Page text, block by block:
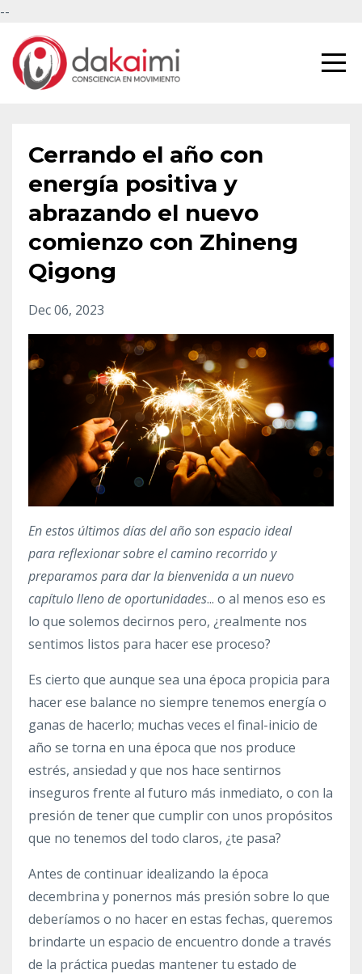
--
Cerrando el año con
energía positiva y
abrazando el nuevo
comienzo con Zhineng
Qigong
Dec 06, 2023
En estos últimos días del año son espacio ideal
para reflexionar sobre el camino recorrido y
preparamos para dar la bienvenida a un nuevo
capítulo lleno de oportunidades... o al menos eso es
lo que solemos decirnos pero, ¿realmente nos
sentimos listos para hacer ese proceso?
Es cierto que aunque sea una época propicia para
hacer ese balance no siempre tenemos energía o
ganas de hacerlo; muchas veces el final-inicio de
año se torna en una época que nos produce
estrés, ansiedad y que nos hace sentirnos
inseguros frente al futuro más inmediato, o con la
presión de tener que cumplir con unos propósitos
que no tenemos del todo claros, ¿te pasa?
Antes de continuar idealizando la época
decembrina y ponernos más presión sobre lo que
deberíamos o no hacer en estas fechas, queremos
brindarte un espacio de encuentro donde a través
de la práctica puedas mantener tu estado de